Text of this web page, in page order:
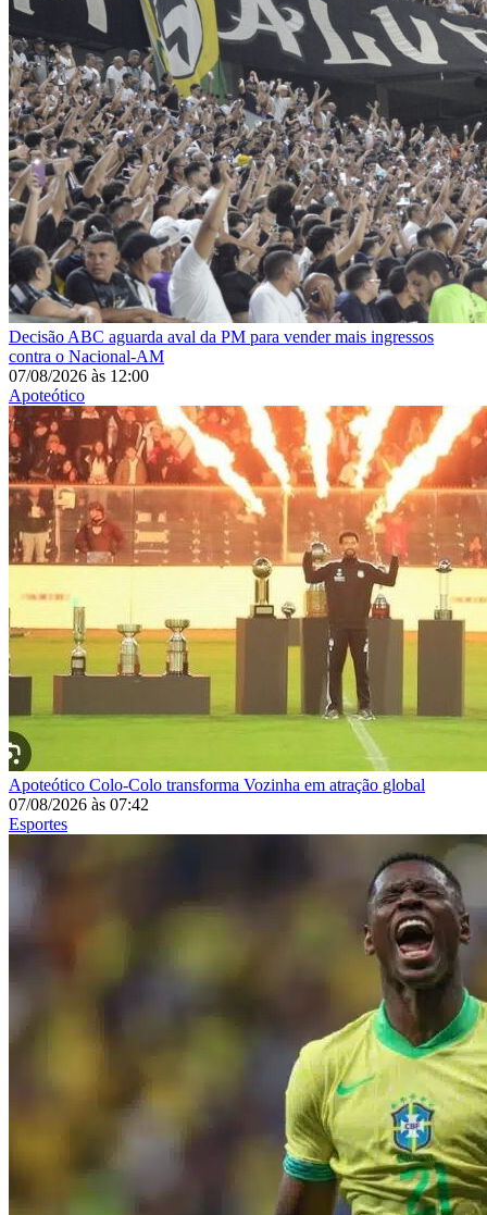
Decisão ABC aguarda aval da PM para vender mais ingressos
contra o Nacional-AM
07/08/2026 às 12:00
Apoteótico
Apoteótico Colo-Colo transforma Vozinha em atração global
07/08/2026 às 07:42
Esportes